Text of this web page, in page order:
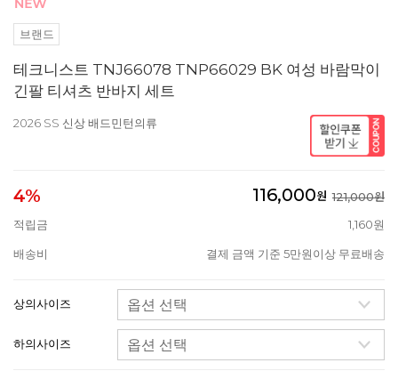
브랜드
테크니스트 TNJ66078 TNP66029 BK 여성 바람막이
긴팔 티셔츠 반바지 세트
2026 SS 신상 배드민턴의류
4% 116,000원 121,000원
적립금
1,160원
배송비 결제 금액 기준 5만원이상 무료배송
상의사이즈
하의사이즈